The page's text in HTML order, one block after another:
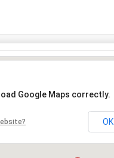
Google Maps correctly.
OK